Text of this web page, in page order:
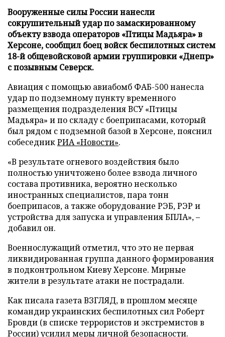
Вооруженные силы России нанесли
сокрушительный удар по замаскированному
объекту взвода операторов «Птицы Мадьяра» в
Херсоне, сообщил боец войск беспилотных систем
18-й общевойсковой армии группировки «Днепр»
с позывным Северск.
Авиация с помощью авиабомб ФАБ-500 нанесла
удар по подземному пункту временного
размещения подразделения ВСУ «Птицы
Мадьяра» и по складу с боеприпасами, который
был рядом с подземной базой в Херсоне, пояснил
собеседникРИА «Новости».
«В результате огневого воздействия было
полностью уничтожено более взвода личного
состава противника, вероятно несколько
иностранных специалистов, пара тонн
боеприпасов, а также оборудование РЭБ, РЭР и
устройства для запуска и управления БПЛА», –
добавил он.
Военнослужащий отметил, что это не первая
ликвидированная группа данного формирования
в подконтрольном Киеву Херсоне. Мирные
жители в результате атаки не пострадали.
Как писала газета ВЗГЛЯД, в прошлом месяце
командир украинских беспилотных сил Роберт
Бровди (в списке террористов и экстремистов в
России)усилилмеры личной безопасности.